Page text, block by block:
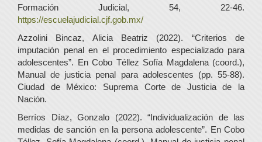
Formación Judicial, 54, 22-46.
https://escuelajudicial.cjf.gob.mx/
Azzolini Bincaz, Alicia Beatriz (2022). “Criterios de
imputación penal en el procedimiento especializado para
adolescentes”. En Cobo Téllez Sofía Magdalena (coord.),
Manual de justicia penal para adolescentes (pp. 55-88).
Ciudad de México: Suprema Corte de Justicia de la
Nación.
Berríos Díaz, Gonzalo (2022). “Individualización de las
medidas de sanción en la persona adolescente”. En Cobo